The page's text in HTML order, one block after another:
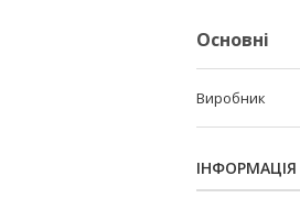
Основні
Виробник